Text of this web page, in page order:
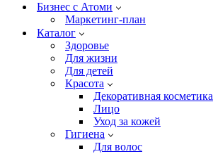
Бизнес с Атоми
Маркетинг-план
Каталог
Здоровье
Для жизни
Для детей
Красота
Декоративная косметика
Лицо
Уход за кожей
Гигиена
Для волос